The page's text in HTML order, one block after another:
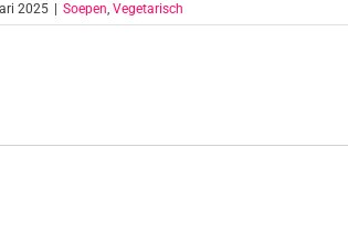
2025 Soepen, Vegetarisch